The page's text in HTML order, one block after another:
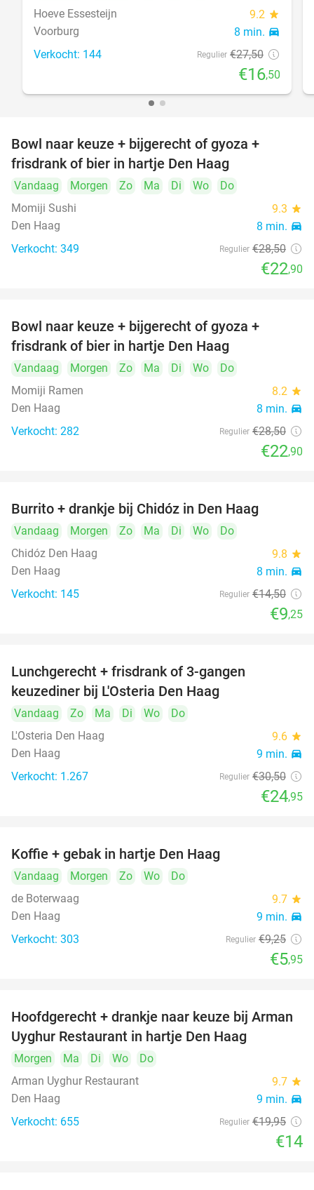
Hoeve Essesteijn
9.2 star
Voorburg 8 min. directions_car
Verkocht: 144 Regulier €27,50
€16,50
Bowl naar keuze + bijgerecht of gyoza +
frisdrank of bier in hartje Den Haag
Vandaag Morgen Zo Ma Di Wo
Do
Momiji Sushi
9.3 star
Den Haag 8 min. directions_car
Verkocht: 349 Regulier €28,50
€22,90
Bowl naar keuze + bijgerecht of gyoza +
frisdrank of bier in hartje Den Haag
Vandaag Morgen Zo Ma Di Wo
Do
Momiji Ramen
8.2 star
Den Haag 8 min. directions_car
Verkocht: 282 Regulier €28,50
€22,90
Burrito + drankje bij Chidóz in Den Haag
Vandaag Morgen Zo Ma Di Wo
Do
Chidóz Den Haag
9.8 star
Den Haag 8 min. directions_car
Verkocht: 145 Regulier €14,50
€9,25
Lunchgerecht + frisdrank of 3-gangen
keuzediner bij L'Osteria Den Haag
Vandaag Zo Ma Di Wo
Do
L'Osteria Den Haag
9.6 star
Den Haag 9 min. directions_car
Verkocht: 1.267 Regulier €30,50
€24,95
Koffie + gebak in hartje Den Haag
Vandaag Morgen Zo Wo
Do
de Boterwaag
9.7 star
Den Haag 9 min. directions_car
Verkocht: 303 Regulier €9,25
€5,95
30%
Hoofdgerecht + drankje naar keuze bij Arman
Uyghur Restaurant in hartje Den Haag
Morgen Ma Di Wo
Do
Arman Uyghur Restaurant
9.7 star
Den Haag 9 min. directions_car
Verkocht: 655 Regulier €19,95
€14